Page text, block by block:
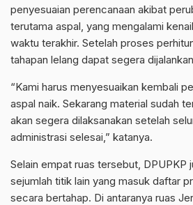
penyesuaian perencanaan akibat
terutama aspal, yang mengalami
waktu terakhir. Setelah proses
tahapan lelang dapat segera
“Kami harus menyesuaikan kembali
aspal naik. Sekarang material sudah
akan segera dilaksanakan setelah
administrasi selesai,” katanya.
Selain empat ruas tersebut, DPUPKP
sejumlah titik lain yang masuk daftar
secara bertahap. Di antaranya ruas